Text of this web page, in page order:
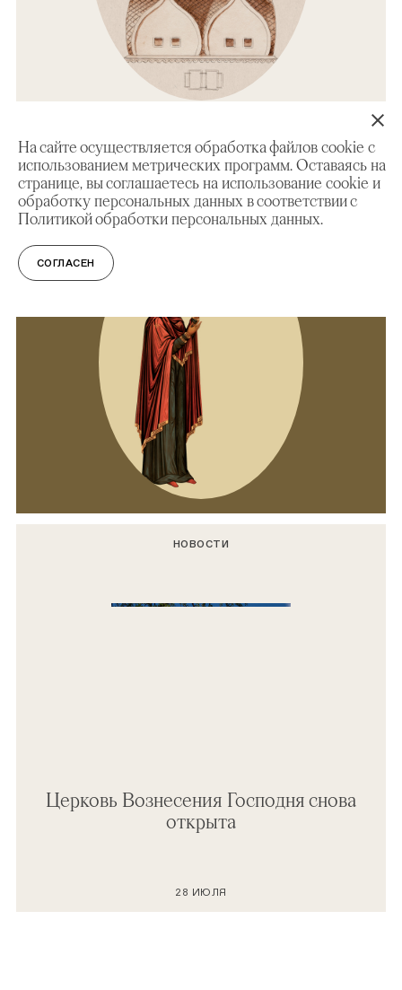
На сайте осуществляется обработка файлов cookie с
использованием метрических программ. Оставаясь на
странице, вы соглашаетесь на использование cookie и
обработку персональных данных в соответствии с
Политикой обработки персональных данных.
СОГЛАСЕН
ЭКСКУРСИЯ
Экскурсия по выставке «Под покровом
Боголюбской. Путь надежды»
НОВОСТИ
Церковь Вознесения Господня снова
открыта
28 ИЮЛЯ